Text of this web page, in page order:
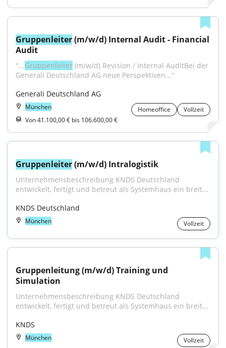
Gruppenleiter (m/w/d) Internal Audit - Financial
Audit
"...Gruppenleiter (m/w/d) Revision / Internal AuditBei der
Generali Deutschland AG neue Perspektiven..."
Generali Deutschland AG
München Homeoffice
Vollzeit
Von 41.100,00 € bis 106.600,00 €
Gruppenleiter (m/w/d) Intralogistik
Unternehmensbeschreibung KNDS Deutschland
entwickelt, fertigt und betreut als Systemhaus ein breit...
KNDS Deutschland
München Vollzeit
Gruppenleitung (m/w/d) Training und
Simulation
Unternehmensbeschreibung KNDS Deutschland
entwickelt, fertigt und betreut als Systemhaus ein breit...
KNDS
München Vollzeit